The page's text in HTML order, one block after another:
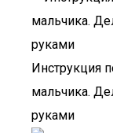
Инструкция
мальчика.
руками